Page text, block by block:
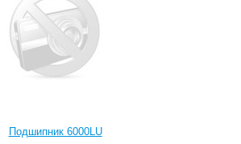
Подшипник 6000LU